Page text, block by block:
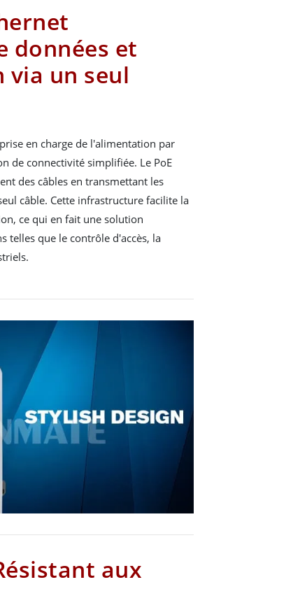
données et
un seul
en charge de l'alimentation par
de connectivité simplifiée. Le PoE
des câbles en transmettant les
câble. Cette infrastructure facilite la
ce qui en fait une solution
telles que le contrôle d'accès, la
aux